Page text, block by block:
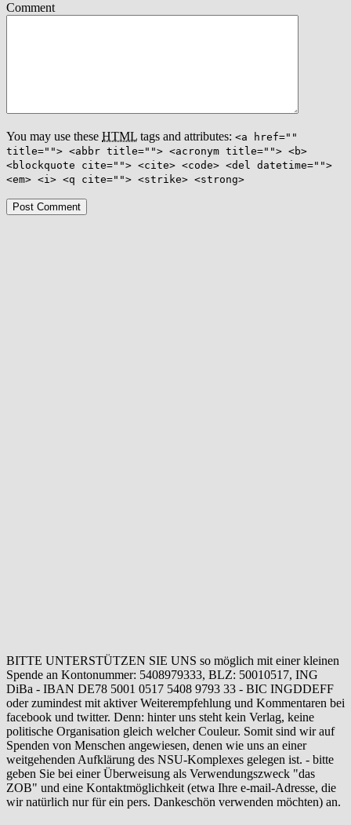
Comment
You may use these HTML tags and attributes: <a href=""
title=""> <abbr title=""> <acronym title=""> <b>
<blockquote cite=""> <cite> <code> <del datetime="">
<em> <i> <q cite=""> <strike> <strong>
BITTE UNTERSTÜTZEN SIE UNS so möglich mit einer kleinen
Spende an Kontonummer: 5408979333, BLZ: 50010517, ING
DiBa - IBAN DE78 5001 0517 5408 9793 33 - BIC INGDDEFF
oder zumindest mit aktiver Weiterempfehlung und Kommentaren bei
facebook und twitter. Denn: hinter uns steht kein Verlag, keine
politische Organisation gleich welcher Couleur. Somit sind wir auf
Spenden von Menschen angewiesen, denen wie uns an einer
weitgehenden Aufklärung des NSU-Komplexes gelegen ist. - bitte
geben Sie bei einer Überweisung als Verwendungszweck "das
ZOB" und eine Kontaktmöglichkeit (etwa Ihre e-mail-Adresse, die
wir natürlich nur für ein pers. Dankeschön verwenden möchten) an.